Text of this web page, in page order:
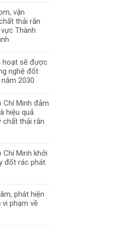
vận
thải rắn
Thành
hoạt sẽ được
nghệ đốt
2030
Chí Minh đảm
hiệu quả
chất thải rắn
Chí Minh khởi
đốt rác phát
phát hiện
vi phạm về